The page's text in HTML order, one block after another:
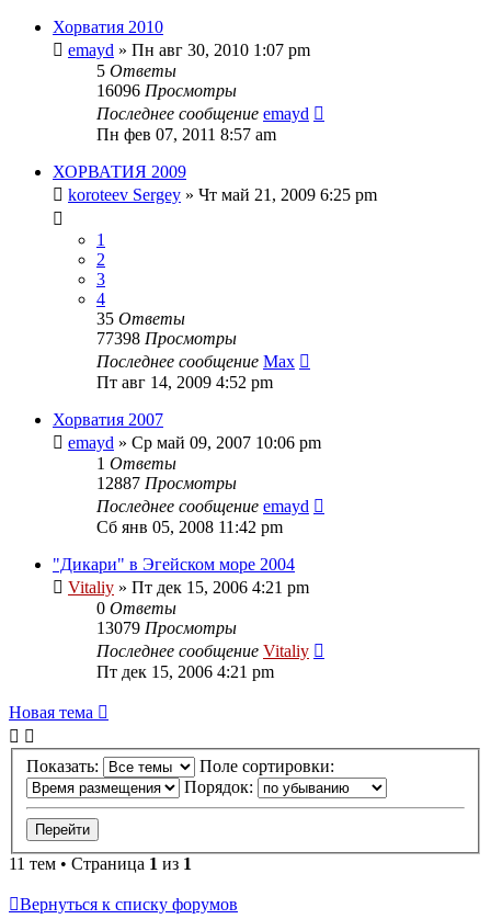
Хорватия 2010
emayd » Пн авг 30, 2010 1:07 pm
5 Ответы
16096 Просмотры
Последнее сообщение emayd
Пн фев 07, 2011 8:57 am
ХОРВАТИЯ 2009
koroteev Sergey » Чт май 21, 2009 6:25 pm
1
2
3
4
35 Ответы
77398 Просмотры
Последнее сообщение Max
Пт авг 14, 2009 4:52 pm
Хорватия 2007
emayd » Ср май 09, 2007 10:06 pm
1 Ответы
12887 Просмотры
Последнее сообщение emayd
Сб янв 05, 2008 11:42 pm
"Дикари" в Эгейском море 2004
Vitaliy » Пт дек 15, 2006 4:21 pm
0 Ответы
13079 Просмотры
Последнее сообщение Vitaliy
Пт дек 15, 2006 4:21 pm
Новая тема
Показать:
Поле сортировки:
Порядок:
11 тем • Страница 1 из 1
Вернуться к списку форумов